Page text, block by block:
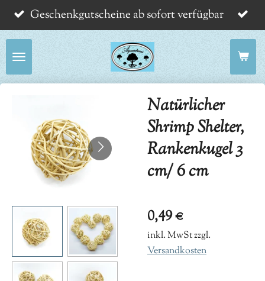
Zum
Hauptinhalt
springen
Geschenkgutscheine ab sofort verfügbar
Natürlicher
Shrimp Shelter,
Rankenkugel 3
cm/ 6 cm
0,49 €
inkl. MwSt zzgl.
Versandkosten